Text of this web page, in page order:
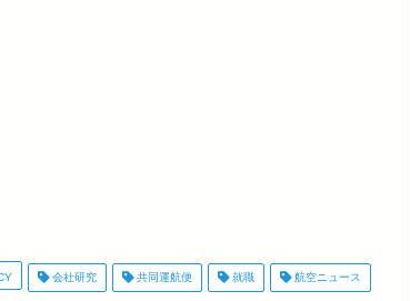
会社研究 共同運航便 就職 航空ニュース